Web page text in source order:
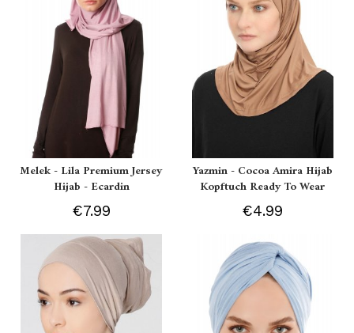
Melek - Lila Premium Jersey
Hijab - Ecardin
€7.99
Yazmin - Cocoa Amira Hijab
Kopftuch Ready To Wear
€4.99